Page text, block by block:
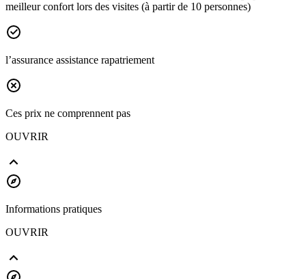
meilleur confort lors des visites (à partir de 10 personnes)
l’assurance assistance rapatriement
Ces prix ne comprennent pas
OUVRIR
Informations pratiques
OUVRIR